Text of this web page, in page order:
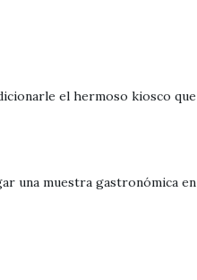
el hermoso kiosco
una muestra gastronómica